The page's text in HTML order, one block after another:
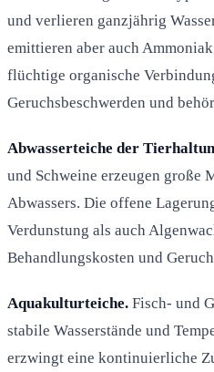
und verlieren ganzjährig
emittieren aber auch
flüchtige organische
Geruchsbeschwerden und
Abwasserteiche der
und Schweine erzeugen große
Abwassers. Die offene
Verdunstung als auch
Behandlungskosten und
Aquakulturteiche. Fisch- und
stabile Wasserstände und
erzwingt eine kontinuierliche